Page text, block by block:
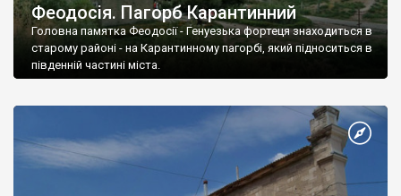
Феодосія. Пагорб Карантинний
Головна памятка Феодосії - Генуезька фортеця знаходиться в
старому районі - на Карантинному пагорбі, який підноситься в
південній частині міста.